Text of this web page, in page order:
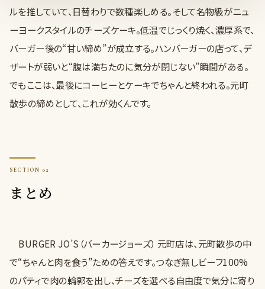
ルを推していて、日替わりで数種楽しめる。そして名物級がニュ
ーヨークスタイルのチーズケーキ。低温でじっくり焼く、濃厚系で、
バーガー後の“甘い締め”が成立する。ハンバーガーの店って、デ
ザートが弱いと“腹は満ちたのに気分が閉じない”瞬間がある。
でもここは、最後にコーヒーとケーキでちゃんと終われる。元町
散歩の締めとして、これが効くんです。
まとめ
BURGER JO’S（バーカージョーズ） 元町店は、元町散歩の中
で“ちゃんと肉を食う”ための答えです。つなぎ無しビーフ100%
のパティで肉の輪郭を出し、チーズを選べる自由度で気分に寄り